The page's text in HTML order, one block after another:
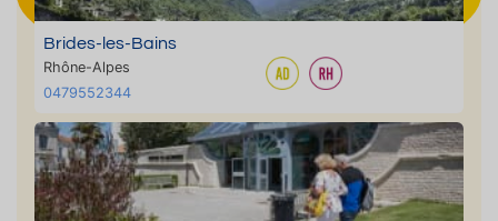
Brides-les-Bains
Rhône-Alpes
0479552344